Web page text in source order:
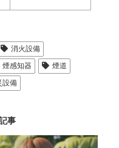
消火設備
煙感知器
煙道
設備
事